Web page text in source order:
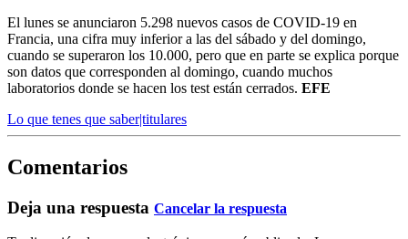
El lunes se anunciaron 5.298 nuevos casos de COVID-19 en
Francia, una cifra muy inferior a las del sábado y del domingo,
cuando se superaron los 10.000, pero que en parte se explica porque
son datos que corresponden al domingo, cuando muchos
laboratorios donde se hacen los test están cerrados. EFE
Lo que tenes que saber|titulares
Comentarios
Deja una respuesta Cancelar la respuesta